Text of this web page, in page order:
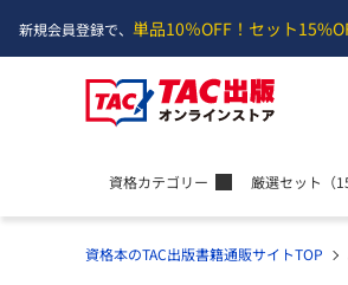
新規会員登録で、 単品10％OFF！ セット
資格カテゴリー 厳選セット （
資格本のTAC出版書籍通販サイトTOP